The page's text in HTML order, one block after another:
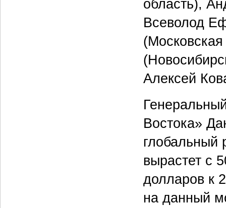
область),
Всеволод
Алексей
Востока»
глобальный
вырастет с
долларов к
на данный